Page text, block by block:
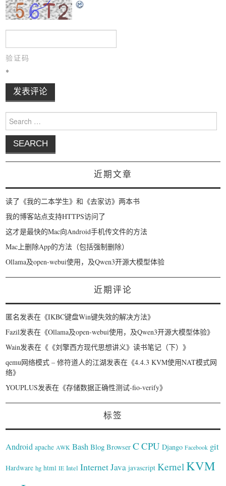
验证码
*
Search for:
近期文章
读了《我的二本学生》和《去家访》两本书
我的博客站点支持HTTPS访问了
这才是最快的Mac向Android手机传文件的方法
Mac上删除App的方法（包括强制删除）
Ollama及open-webui使用，及Qwen3开源大模型体验
近期评论
匿名发表在《IKBC键盘Win键失效的解决方法》
Fazil发表在《Ollama及open-webui使用，及Qwen3开源大模型体验》
Wain发表在《 《刘擎西方现代思想讲义》读书笔记（下）》
qemu网络模式 – 修符道人的江湖发表在《4.4.3 KVM使用NAT模式网
络》
YOUPLUS发表在《存储数据正确性测试-fio-verify》
标签
Android apache AWK Bash Blog Browser C CPU Django Facebook git
Hardware hg html IE Intel InternetJava javascript Kernel KVM